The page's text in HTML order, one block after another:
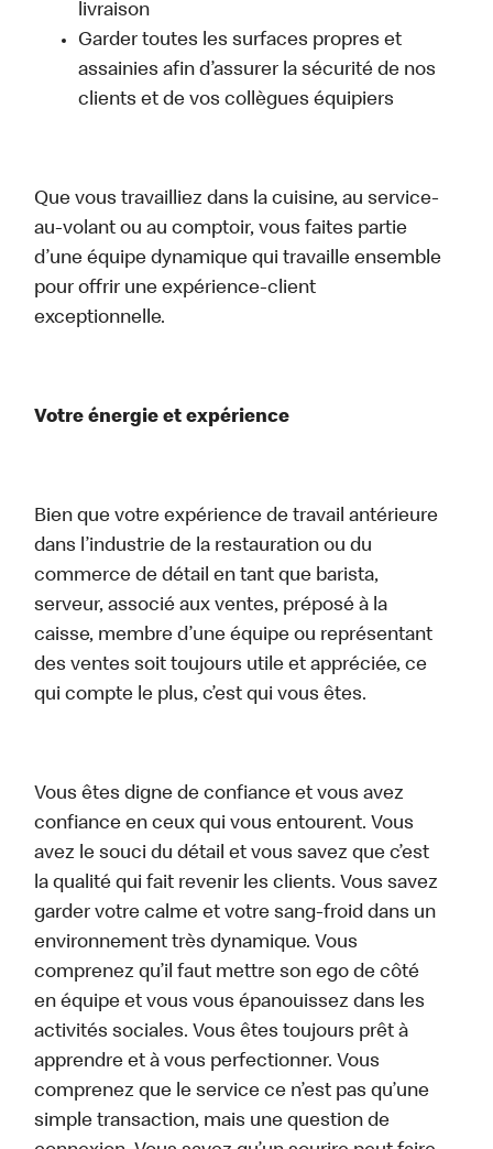
livraison
Garder toutes les surfaces propres et
assainies afin d’assurer la sécurité de nos
clients et de vos collègues équipiers
Que vous travailliez dans la cuisine, au service-
au-volant ou au comptoir, vous faites partie
d’une équipe dynamique qui travaille ensemble
pour offrir une expérience-client
exceptionnelle.
Votre énergie et expérience
Bien que votre expérience de travail antérieure
dans l’industrie de la restauration ou du
commerce de détail en tant que barista,
serveur, associé aux ventes, préposé à la
caisse, membre d’une équipe ou représentant
des ventes soit toujours utile et appréciée, ce
qui compte le plus, c’est qui vous êtes.
Vous êtes digne de confiance et vous avez
confiance en ceux qui vous entourent. Vous
avez le souci du détail et vous savez que c’est
la qualité qui fait revenir les clients. Vous savez
garder votre calme et votre sang-froid dans un
environnement très dynamique. Vous
comprenez qu’il faut mettre son ego de côté
en équipe et vous vous épanouissez dans les
activités sociales. Vous êtes toujours prêt à
apprendre et à vous perfectionner. Vous
comprenez que le service ce n’est pas qu’une
simple transaction, mais une question de